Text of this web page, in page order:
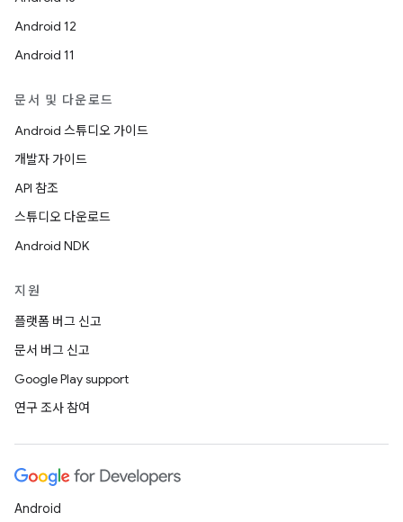
Android 12
Android 11
문서 및 다운로드
Android 스튜디오 가이드
개발자 가이드
API 참조
스튜디오 다운로드
Android NDK
지원
플랫폼 버그 신고
문서 버그 신고
Google Play support
연구 조사 참여
Android